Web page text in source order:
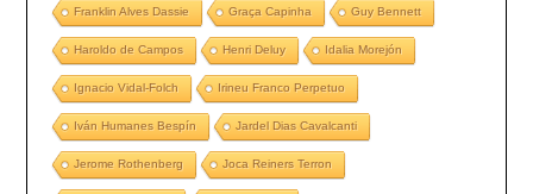
Franklin Alves Dassie Graça Capinha Guy Bennett
Haroldo de Campos Henri Deluy Idalia Morejón
Ignacio Vidal-Folch Irineu Franco Perpetuo
Iván Humanes Bespín Jardel Dias Cavalcanti
Jerome Rothenberg Joca Reiners Terron